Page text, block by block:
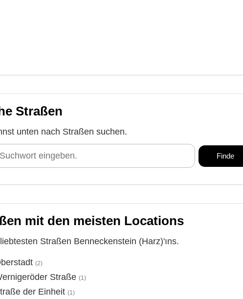
Straßen
unten nach Straßen suchen.
mit den meisten Locations
Straßen Benneckenstein (Harz)'ıns.
(2)
Straße (1)
der Einheit (1)